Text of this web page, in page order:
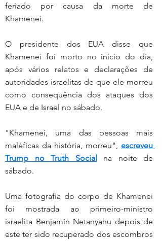
feriado por causa da morte de
Khamenei.
O presidente dos EUA disse que
Khamenei foi morto no início do dia,
após vários relatos e declarações de
autoridades israelitas de que ele morreu
como consequência dos ataques dos
EUA e de Israel no sábado.
"Khamenei, uma das pessoas mais
maléficas da história, morreu", escreveu
Trump no Truth Social na noite de
sábado.
Uma fotografia do corpo de Khamenei
foi mostrada ao primeiro-ministro
israelita Benjamin Netanyahu depois de
este ter sido recuperado dos escombros